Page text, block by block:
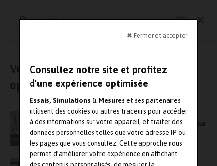
✖ Fermer et accepter
Consultez notre site et profitez
d'une expérience optimisée
Essais, Simulations & Mesures et ses partenaires
utilisent des cookies ou autres traceurs pour accéder
à des informations sur votre appareil, et traiter des
données personnelles telles que votre adresse IP ou
les pages que vous consultez. Cette approche nous
permet d’améliorer votre expérience en affichant
Contrôle Qualité
Vous avez cherché : « contrôle fibre
optique »
Andra et le LNE renouvellent leur accord de
partenariat de recherche et développement sur
l’observation des déchets radioactifs
Microlease met Rai Way en pole position à